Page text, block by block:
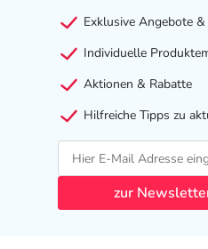
Exklusive Angebote
Individuelle
Aktionen & Rabatte
Hilfreiche Tipps zu
zur